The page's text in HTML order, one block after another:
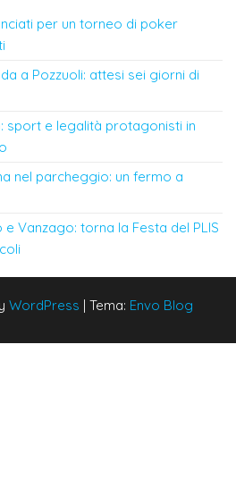
per un torneo di poker
a Pozzuoli: attesi sei giorni di
sport e legalità protagonisti in
nel parcheggio: un fermo a
Vanzago: torna la Festa del PLIS
WordPress | Tema: Envo Blog